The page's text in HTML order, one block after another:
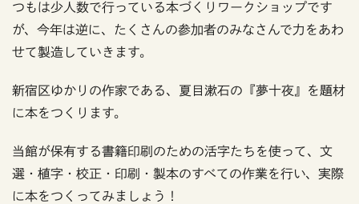
つもは少人数で行っている本づくりワークショップです
が、今年は逆に、たくさんの参加者のみなさんで力をあわ
せて製造していきます。
新宿区ゆかりの作家である、夏目漱石の『夢十夜』を題材
に本をつくります。
当館が保有する書籍印刷のための活字たちを使って、文
選・植字・校正・印刷・製本のすべての作業を行い、実際
に本をつくってみましょう！